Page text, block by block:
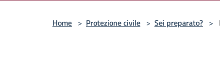
Home > Protezione civile > Sei preparato? >